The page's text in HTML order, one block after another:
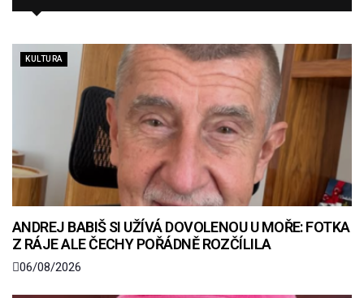
KULTURA
ANDREJ BABIŠ SI UŽÍVÁ DOVOLENOU U MOŘE: FOTKA
Z RÁJE ALE ČECHY POŘÁDNĚ ROZČÍLILA
06/08/2026